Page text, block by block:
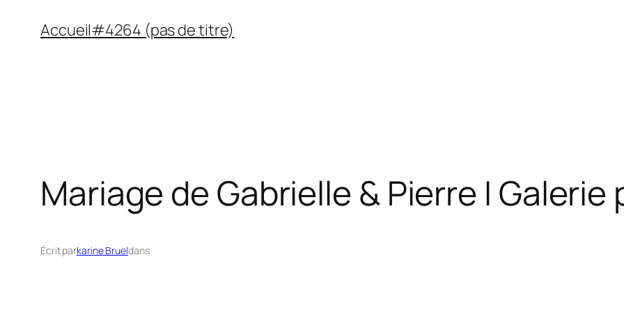
Accueil#4264 (pas de titre)
Mariage de Gabrielle & Pierre I
Écrit parkarine Brueldans